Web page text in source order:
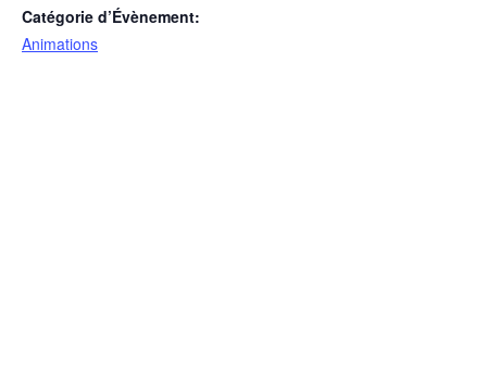
Catégorie d’Évènement:
Animations